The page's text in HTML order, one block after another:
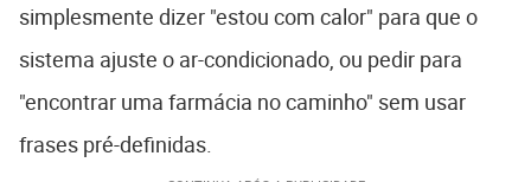
simplesmente dizer "estou com calor" para que o
sistema ajuste o ar-condicionado, ou pedir para
"encontrar uma farmácia no caminho" sem usar
frases pré-definidas.